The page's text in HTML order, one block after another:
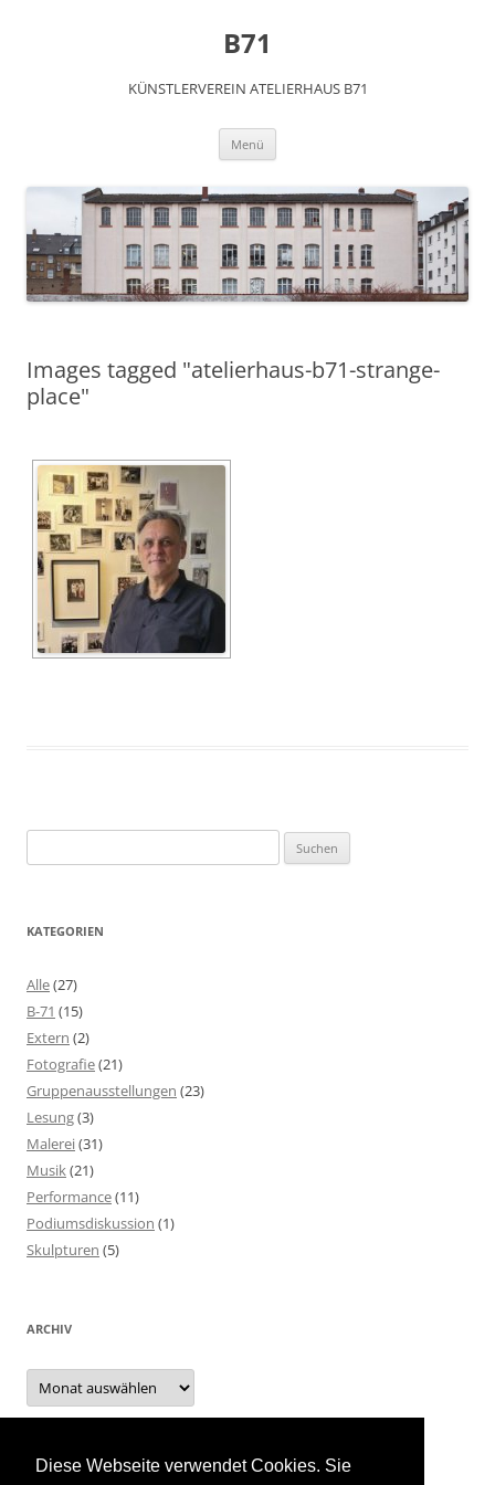
Diese Webseite verwendet Cookies. Sie
B71
KÜNSTLERVEREIN ATELIERHAUS B71
Menü
Images tagged "atelierhaus-b71-strange-
place"
nach:
KATEGORIEN
Alle(27)
B-71 (15)
Extern (2)
Fotografie(21)
Gruppenausstellungen (23)
Lesung(3)
Malerei(31)
Musik(21)
Performance(11)
Podiumsdiskussion (1)
Skulpturen (5)
ARCHIV
Archiv
INTERN